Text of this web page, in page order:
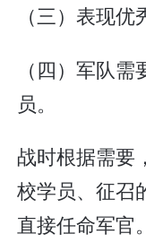
（三）表现优
（四）军队
员。
战时根据需要
校学员、征召
直接任命军官。